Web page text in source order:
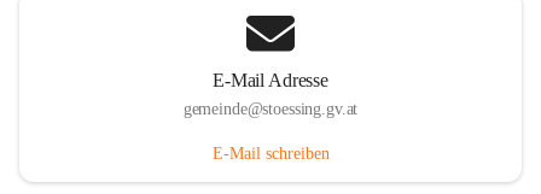
E-Mail Adresse
gemeinde@stoessing.gv.at
E-Mail schreiben